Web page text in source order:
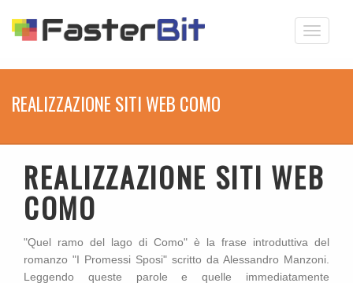
Toggle
REALIZZAZIONE SITI WEB COMO
REALIZZAZIONE SITI WEB
COMO
"Quel ramo del lago di Como" è la frase introduttiva del
romanzo "I Promessi Sposi" scritto da Alessandro Manzoni.
Leggendo queste parole e quelle immediatamente